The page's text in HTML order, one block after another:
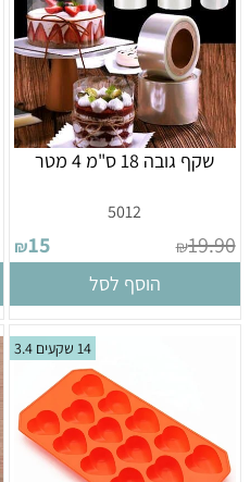
שקף גובה 18 ס"מ 4 מטר
5012
₪19.90
₪15
הוסף לסל
14 שקעים 3.4